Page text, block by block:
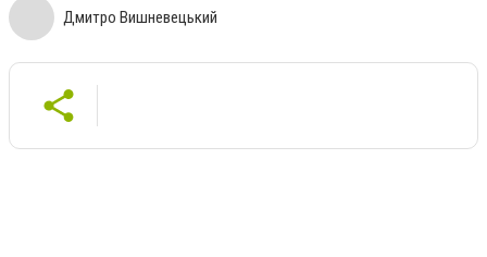
Дмитро Вишневецький